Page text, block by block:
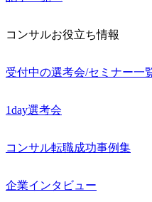
コンサルお役立ち情報
受付中の選考会/セミナー一
1day選考会
コンサル転職成功事例集
企業インタビュー